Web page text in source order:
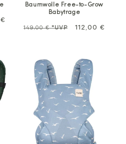
Baumwolle Free-to-Grow
Babytrage
Normalpreis
149,00 €*UVP Sale
112,00 €